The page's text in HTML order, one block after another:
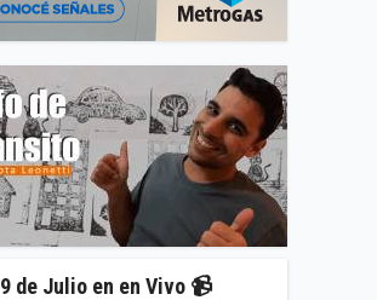
9 de Julio en en Vivo 📹